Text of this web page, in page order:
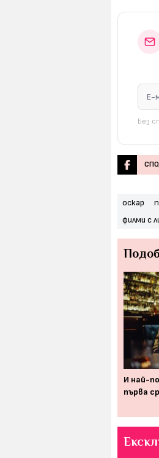
Без
оскар
филми с
И най-
първа